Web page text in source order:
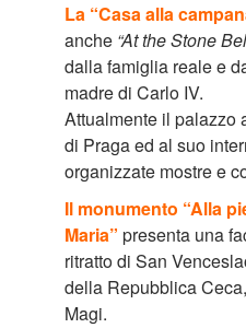
La “Casa alla
anche “At the Stone
dalla famiglia reale e
madre di Carlo IV.
Attualmente il palazzo
di Praga ed al suo
organizzate mostre e
Il monumento “Alla
Maria” presenta una
ritratto di San
della Repubblica
Magi.